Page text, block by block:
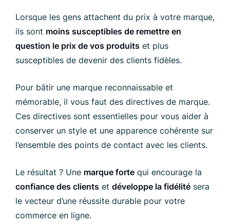
Lorsque les gens attachent du prix à votre marque,
ils sont moins susceptibles de remettre en
question le prix de vos produits et plus
susceptibles de devenir des clients fidèles.
Pour bâtir une marque reconnaissable et
mémorable, il vous faut des directives de marque.
Ces directives sont essentielles pour vous aider à
conserver un style et une apparence cohérente sur
l’ensemble des points de contact avec les clients.
Le résultat ? Une marque forte qui encourage la
confiance des clients et développe la fidélité sera
le vecteur d’une réussite durable pour votre
commerce en ligne.